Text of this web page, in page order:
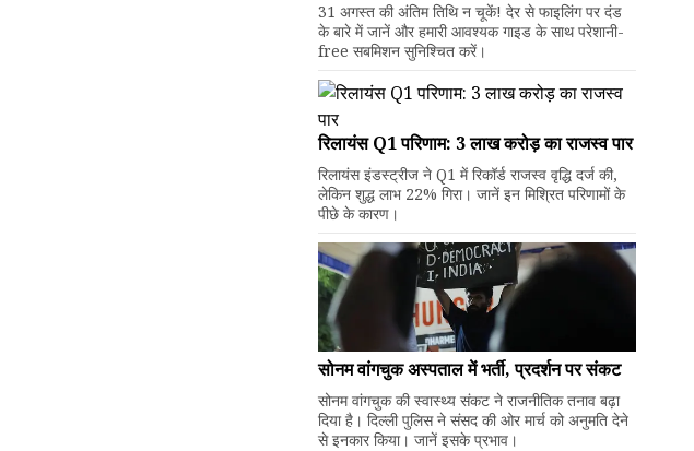
31 अगस्त की अंतिम तिथि न चूकें! देर से फाइलिंग पर दंड
के बारे में जानें और हमारी आवश्यक गाइड के साथ परेशानी-
free सबमिशन सुनिश्चित करें।
रिलायंस Q1 परिणाम: ₹3 लाख करोड़ का राजस्व पार
रिलायंस इंडस्ट्रीज ने Q1 में रिकॉर्ड राजस्व वृद्धि दर्ज की,
लेकिन शुद्ध लाभ 22% गिरा। जानें इन मिश्रित परिणामों के
पीछे के कारण।
सोनम वांगचुक अस्पताल में भर्ती, प्रदर्शन पर संकट
सोनम वांगचुक की स्वास्थ्य संकट ने राजनीतिक तनाव बढ़ा
दिया है। दिल्ली पुलिस ने संसद की ओर मार्च को अनुमति देने
से इनकार किया। जानें इसके प्रभाव।